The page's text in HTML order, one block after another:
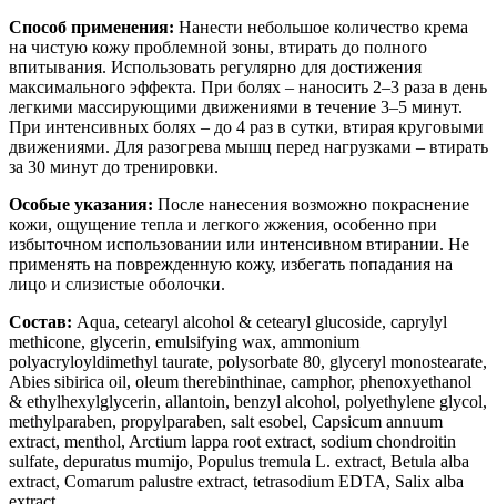
Способ применения: Нанести небольшое количество крема
на чистую кожу проблемной зоны, втирать до полного
впитывания. Использовать регулярно для достижения
максимального эффекта. При болях – наносить 2–3 раза в день
легкими массирующими движениями в течение 3–5 минут.
При интенсивных болях – до 4 раз в сутки, втирая круговыми
движениями. Для разогрева мышц перед нагрузками – втирать
за 30 минут до тренировки.
Особые указания: После нанесения возможно покраснение
кожи, ощущение тепла и легкого жжения, особенно при
избыточном использовании или интенсивном втирании. Не
применять на поврежденную кожу, избегать попадания на
лицо и слизистые оболочки.
Состав: Aqua, cetearyl alcohol & cetearyl glucoside, caprylyl
methicone, glycerin, emulsifying wax, ammonium
polyacryloyldimethyl taurate, polysorbate 80, glyceryl monostearate,
Abies sibirica oil, oleum therebinthinae, camphor, phenoxyethanol
& ethylhexylglycerin, allantoin, benzyl alcohol, polyethylene glycol,
methylparaben, propylparaben, salt esobel, Capsicum annuum
extract, menthol, Arctium lappa root extract, sodium chondroitin
sulfate, depuratus mumijo, Populus tremula L. extract, Betula alba
extract, Comarum palustre extract, tetrasodium EDTA, Salix alba